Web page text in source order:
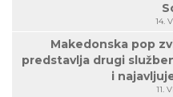
14.
Makedonska pop
predstavlja drugi
i
11.